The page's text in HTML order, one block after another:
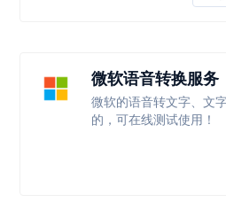
微软语音转换服务
微软的语音转文字、文
的，可在线测试使用！